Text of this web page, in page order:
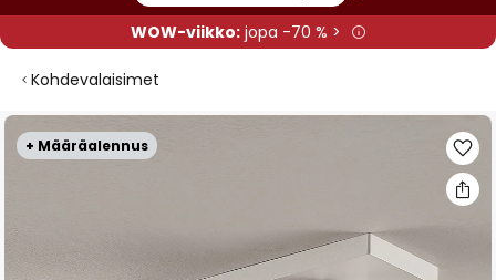
WOW-viikko:jopa -70 % >
Kohdevalaisimet
+ Määräalennus
Skip
to
of
the